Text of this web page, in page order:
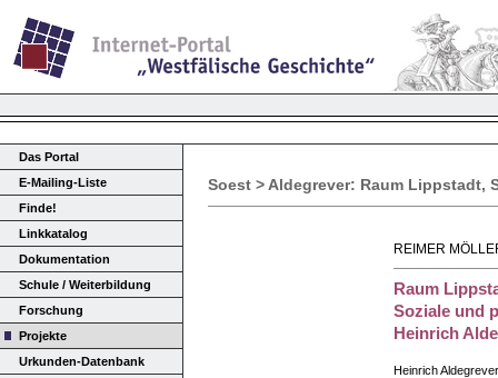
Das Portal
E-Mailing-Liste
Finde!
Linkkatalog
Dokumentation
Schule / Weiterbildung
Forschung
Projekte
Urkunden-Datenbank
Soest > Aldegrever: Raum Lippstadt,
REIMER
Raum
Soziale und
Heinrich
Heinrich